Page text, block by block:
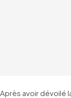
Après avoir dévoilé